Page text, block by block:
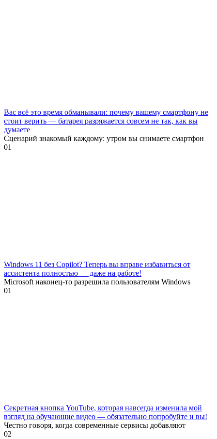
Вас всё это время обманывали: почему вашему смартфону не
стоит верить — батарея разряжается совсем не так, как вы
думаете
Сценарий знакомый каждому: утром вы снимаете смартфон
01
Windows 11 без Copilot? Теперь вы вправе избавиться от
ассистента полностью — даже на работе!
Microsoft наконец-то разрешила пользователям Windows
01
Секретная кнопка YouTube, которая навсегда изменила мой
взгляд на обучающие видео — обязательно попробуйте и вы!
Честно говоря, когда современные сервисы добавляют
02